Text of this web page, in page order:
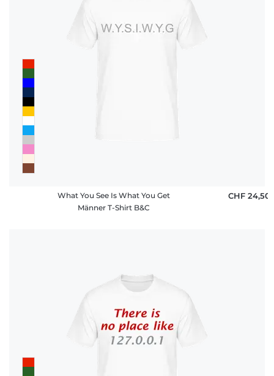
What You See Is What You Get
Männer T-Shirt B&C
CHF 24,50